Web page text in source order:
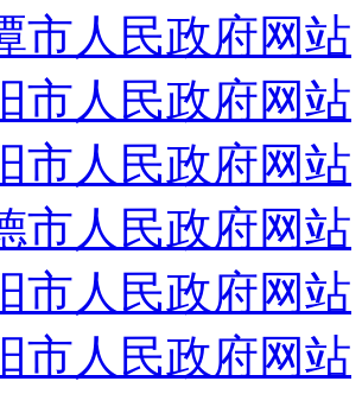
市人民政府网站
市人民政府网站
市人民政府网站
市人民政府网站
市人民政府网站
市人民政府网站